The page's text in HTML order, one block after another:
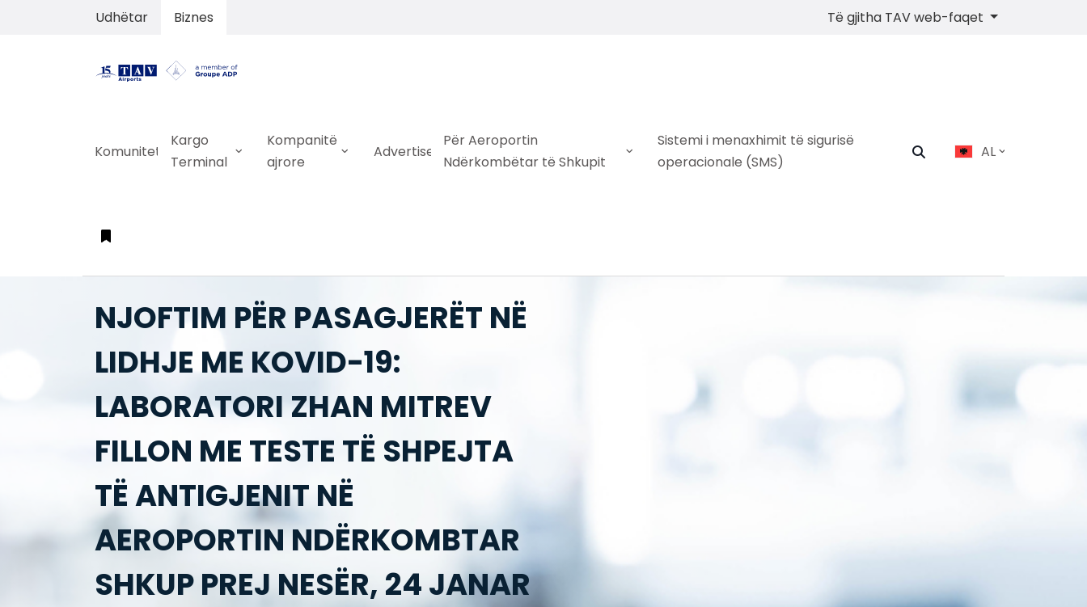
Udhëtar Biznes Të gjitha TAV web-faqet
Komuniteti
Kargo
Terminal
Kompanitë
ajrore
Advertise
Për Aeroportin
Ndërkombëtar të Shkupit
Sistemi i menaxhimit të sigurisë
operacionale (SMS)
AL
NJOFTIM PËR PASAGJERËT NË
LIDHJE ME KOVID-19:
LABORATORI ZHAN MITREV
FILLON ME TESTE TË SHPEJTA
TË ANTIGJENIT NË
AEROPORTIN NDËRKOMBTAR
SHKUP PREJ NESËR, 24 JANAR